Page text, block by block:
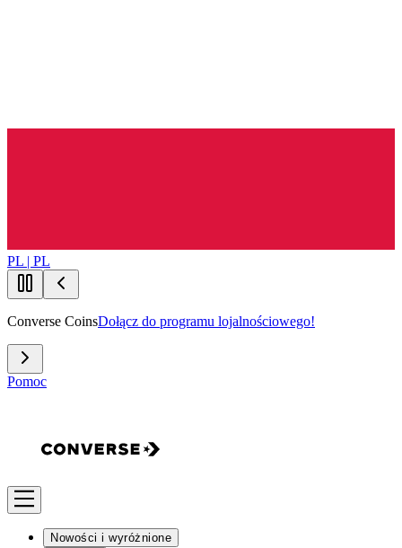
PL | PL
Converse CoinsDołącz do programu lojalnościowego!
Pomoc
Nowości i wyróżnione